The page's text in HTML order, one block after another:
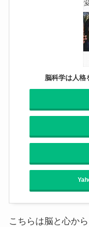
脳科学は人格
こちらは脳と心か